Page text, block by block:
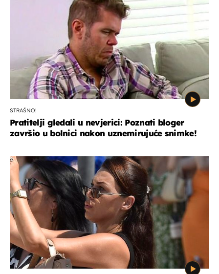
STRAŠNO!
Pratitelji gledali u nevjerici: Poznati bloger
završio u bolnici nakon uznemirujuće snimke!